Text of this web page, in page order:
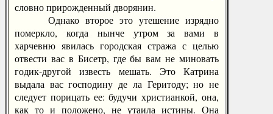
словно прирожденный дворянин.
Однако второе это утешение изрядно
померкло, когда нынче утром за вами в
харчевню явилась городская стража с целью
отвести вас в Бисетр, где бы вам не миновать
годик-другой известь мешать. Это Катрина
выдала вас господину де ла Геритоду; но не
следует порицать ее: будучи христианкой, она,
как то и положено, не утаила истины. Она